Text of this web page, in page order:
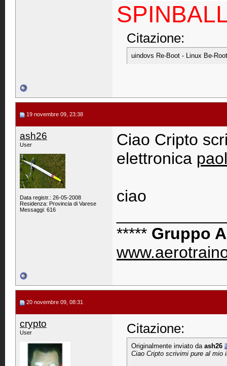
Citazione:
uindovs Re-Boot - Linux Be-
19 novembre 09, 23:38
ash26
User
Data registr.: 26-05-2008
Residenza: Provincia di Varese
Messaggi: 616
Ciao Cripto
elettronica
ciao
***** Gruppo
20 novembre 09, 08:31
crypto
User Citazione:
Originalmente inviato da ash26
Ciao Cripto scrivimi pure al